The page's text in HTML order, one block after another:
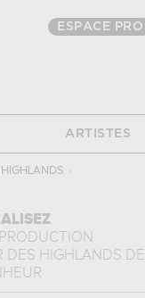
ESPACE PRO
ARTISTES
HIGHLANDS ›
DES HIGHLANDS DE